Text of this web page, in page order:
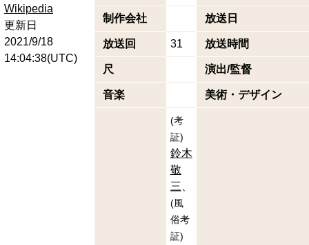
Wikipedia
更新日
2021/9/18
14:04:38(UTC)
制作会社 放送日
放送回 31 放送時間
尺 演出/監督
音楽 美術・デザイン
(考
証)
鈴木
敬
三
(風
俗考
証)